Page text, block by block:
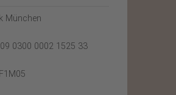
München
0300 0002 1525 33